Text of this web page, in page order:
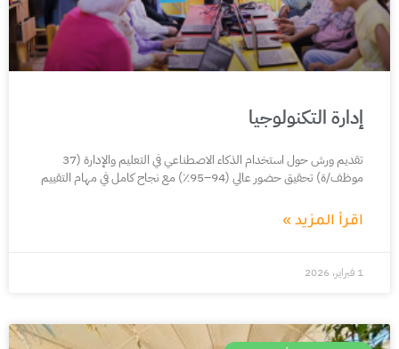
إدارة التكنولوجيا
تقديم ورش حول استخدام الذكاء الاصطناعي في التعليم والإدارة (37
موظف/ة) تحقيق حضور عالي (94–95٪) مع نجاح كامل في مهام التقييم
اقرأ المزيد »
1 فبراير، 2026